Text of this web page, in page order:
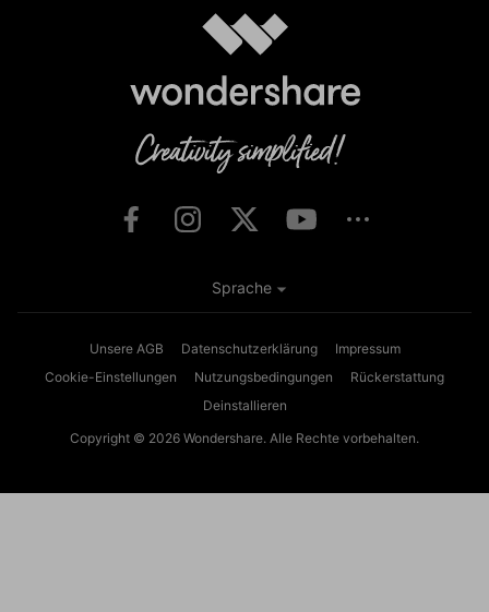
Unsere AGB Datenschutzerklärung
Impressum
Cookie-Einstellungen
Nutzungsbedingungen
Rückerstattung
Deinstallieren
Copyright © 2026 Wondershare. Alle Rechte vorbehalten.
Sprache